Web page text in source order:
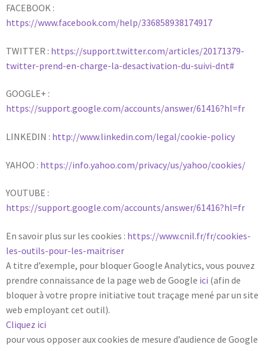
FACEBOOK :
https://www.facebook.com/help/336858938174917
TWITTER : https://support.twitter.com/articles/20171379-
twitter-prend-en-charge-la-desactivation-du-suivi-dnt#
GOOGLE+ :
https://support.google.com/accounts/answer/61416?hl=fr
LINKEDIN : http://www.linkedin.com/legal/cookie-policy
YAHOO : https://info.yahoo.com/privacy/us/yahoo/cookies/
YOUTUBE :
https://support.google.com/accounts/answer/61416?hl=fr
En savoir plus sur les cookies : https://www.cnil.fr/fr/cookies-
les-outils-pour-les-maitriser
A titre d’exemple, pour bloquer Google Analytics, vous pouvez
prendre connaissance de la page web de Google ici (afin de
bloquer à votre propre initiative tout traçage mené par un site
web employant cet outil).
Cliquez ici
pour vous opposer aux cookies de mesure d’audience de Google